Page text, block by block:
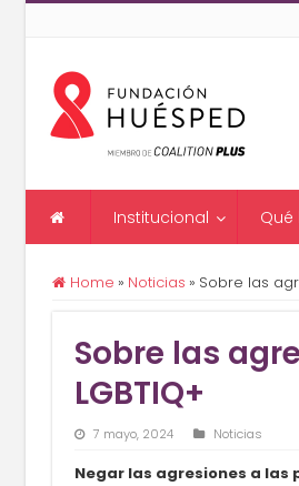
Institucional
Home » Noticias » Sobre las
Sobre las
LGBTIQ+
7 mayo, 2024 Noticias
Negar las agresiones a las